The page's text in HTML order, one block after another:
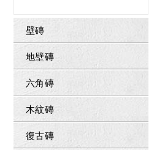
壁磚
地壁磚
六角磚
木紋磚
復古磚